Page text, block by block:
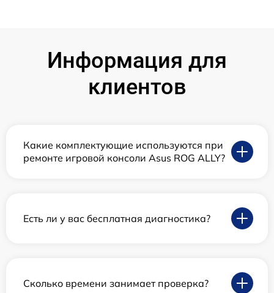
Информация для
клиентов
Какие комплектующие используются при
ремонте игровой консоли Asus ROG ALLY?
Есть ли у вас бесплатная диагностика?
Сколько времени занимает проверка?